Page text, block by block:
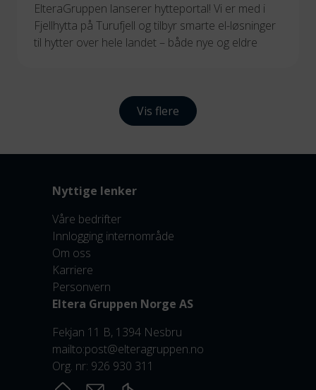
ElteraGruppen lanserer hytteportal! Vi er med i
Fjellhytta på Turufjell og tilbyr smarte el-løsninger
til hytter over hele landet – både nye og eldre
Vis flere
Nyttige lenker
Våre bedrifter
Innlogging internområde
Om oss
Karriere
Personvern
Eltera Gruppen Norge AS
Fekjan 11 B, 1394 Nesbru
mailto:post@elteragruppen.no
Org. nr: 926 930 311